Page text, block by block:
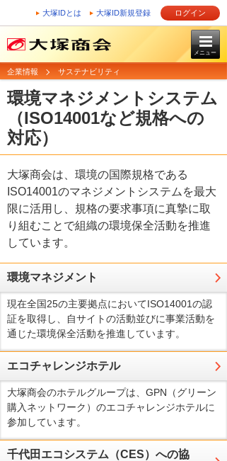
大塚IDとは 大塚ID新規登録 ログイン
メニュー
企業情報 サステナビリティ
環境マネジメントシステム
（ISO14001など規格への
対応）
大塚商会は、環境の国際規格である
ISO14001のマネジメントシステムを最大
限に活用し、規格の要求事項に真摯に取
り組むことで組織の環境保全活動を推進
しています。
環境マネジメント
現在全国25の主要拠点においてISO14001の認
証を取得し、自サイトの活動並びに事業活動を
通じた環境保全活動を推進しています。
エコチャレンジホテル
大塚商会のホテルグループは、GPN（グリーン
購入ネットワーク）のエコチャレンジホテルに
参加しています。
千代田エコシステム（CES）への協